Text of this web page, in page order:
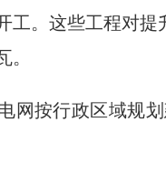
工。这些工程对
。
网按行政区域规